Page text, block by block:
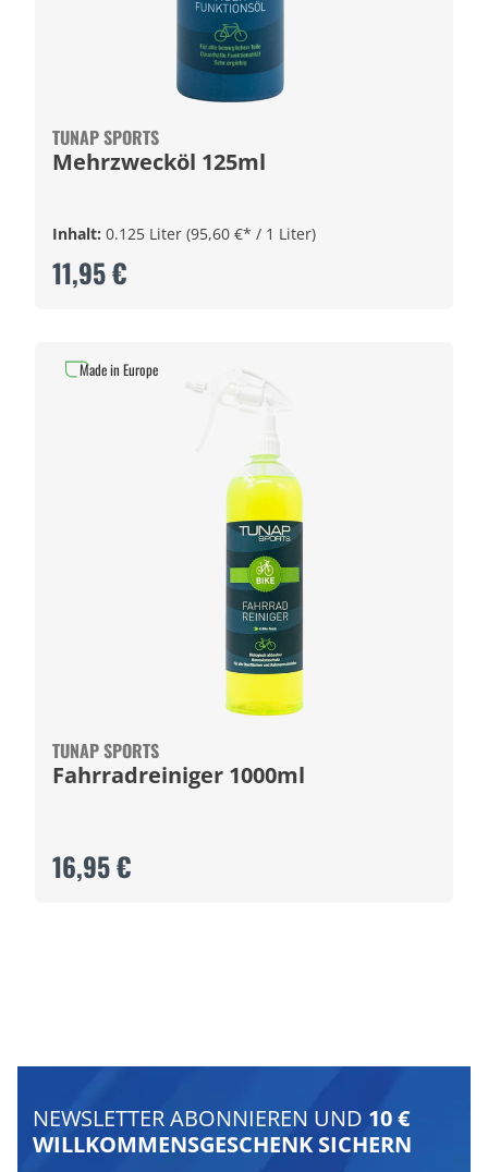
TUNAP SPORTS
Mehrzwecköl 125ml
Inhalt: 0.125 Liter (95,60 €* / 1 Liter)
11,95 €
TUNAP SPORTS
Fahrradreiniger 1000ml
16,95 €
Made in Europe
NEWSLETTER ABONNIEREN UND 10 €
WILLKOMMENSGESCHENK SICHERN